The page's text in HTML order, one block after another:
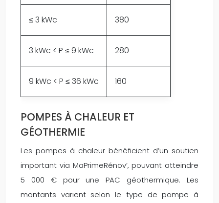
≤ 3 kWc 380
3 kWc < P ≤ 9 kWc 280
9 kWc < P ≤ 36 kWc 160
POMPES À CHALEUR ET
GÉOTHERMIE
Les pompes à chaleur bénéficient d’un soutien
important via MaPrimeRénov’, pouvant atteindre
5 000 € pour une PAC géothermique. Les
montants varient selon le type de pompe à